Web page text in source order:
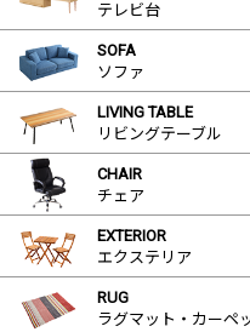
テレビ台
SOFA
ソファ
LIVING TABLE
リビングテーブル
CHAIR
チェア
EXTERIOR
エクステリア
RUG
ラグマット・カーペ